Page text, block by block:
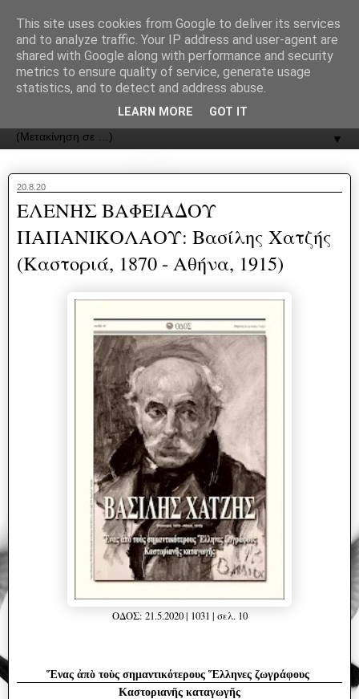
ΟΔΟΣ
▼
20.8.20
ΕΛΕΝΗΣ ΒΑΦΕΙΑΔΟΥ
ΠΑΠΑΝΙΚΟΛΑΟΥ: Βασίλης Χατζής
(Καστοριά, 1870 - Αθήνα, 1915)
ΟΔΟΣ: 21.5.2020 | 1031 | σελ. 10
Ἕνας ἀπὸ τοὺς σημαντικότερους Ἕλληνες ζωγράφους
Καστοριανῆς καταγωγῆς
This site uses cookies from Google to deliver its services
and to analyze traffic. Your IP address and user-agent are
shared with Google along with performance and security
metrics to ensure quality of service, generate usage
statistics, and to detect and address abuse.
LEARN MORE GOT IT